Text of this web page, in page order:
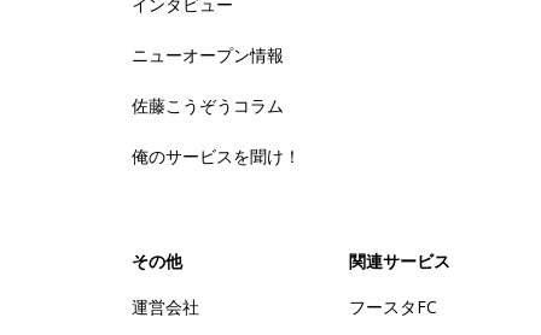
ニューオープン情報
佐藤こうぞうコラム
俺のサービスを聞け！
その他
運営会社
関連サービス
フースタFC